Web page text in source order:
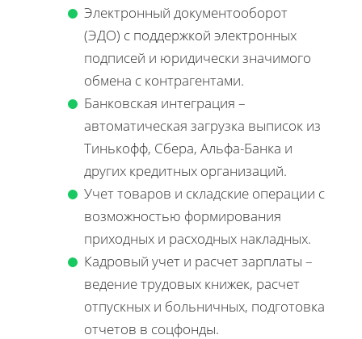
Электронный документооборот
(ЭДО) с поддержкой электронных
подписей и юридически значимого
обмена с контрагентами.
Банковская интеграция –
автоматическая загрузка выписок из
Тинькофф, Сбера, Альфа-Банка и
других кредитных организаций.
Учет товаров и складские операции с
возможностью формирования
приходных и расходных накладных.
Кадровый учет и расчет зарплаты –
ведение трудовых книжек, расчет
отпускных и больничных, подготовка
отчетов в соцфонды.